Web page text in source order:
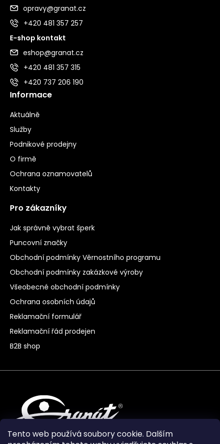
Tento web používá soubory cookie. Dalším
opravy@granat.cz
+420 481 357 257
E-shop kontakt
eshop@granat.cz
+420 481 357 315
+420 737 206 190
Informace
Aktuálně
Služby
Podnikové prodejny
O firmě
Ochrana oznamovatelů
Kontakty
Pro zákazníky
Jak správně vybrat šperk
Puncovní značky
Obchodní podmínky Věrnostního programu
Obchodní podmínky zakázkové výroby
Všeobecné obchodní podmínky
Ochrana osobních údajů
Reklamační formulář
Reklamační řád prodejen
B2B shop